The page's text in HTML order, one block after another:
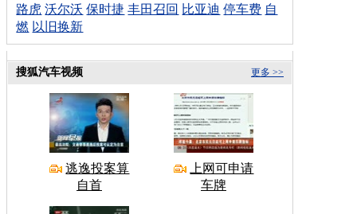
路虎 沃尔沃 保时捷 丰田召回 比亚迪 停车费 自
燃 以旧换新
更多 >>
搜狐汽车视频
逃逸投案算
自首
上网可申请
车牌